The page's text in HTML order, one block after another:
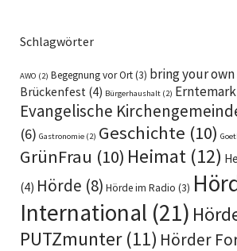
Schlagwörter
AWO (2) Begegnung vor Ort(3) bring your
Brückenfest (4) Bürgerhaushalt (2)
Evangelische
(6) Gastronomie (2) Geschichte (10)
GrünFrau (10) Heimat (12)
(4) Hörde (8) Hörde im Radio (3)
International (21)
PUTZmunter(11) Hörder